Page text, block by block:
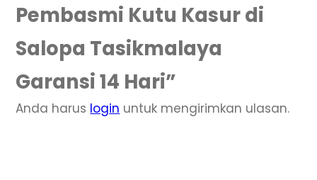
Pembasmi Kutu Kasur di
Salopa Tasikmalaya
Garansi 14 Hari”
Anda harus login untuk mengirimkan ulasan.